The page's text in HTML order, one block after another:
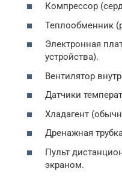
Компрессор
Теплообменник
Электронная
устройства).
Вентилятор
Датчики
Хладагент
Дренажная
Пульт
экраном.